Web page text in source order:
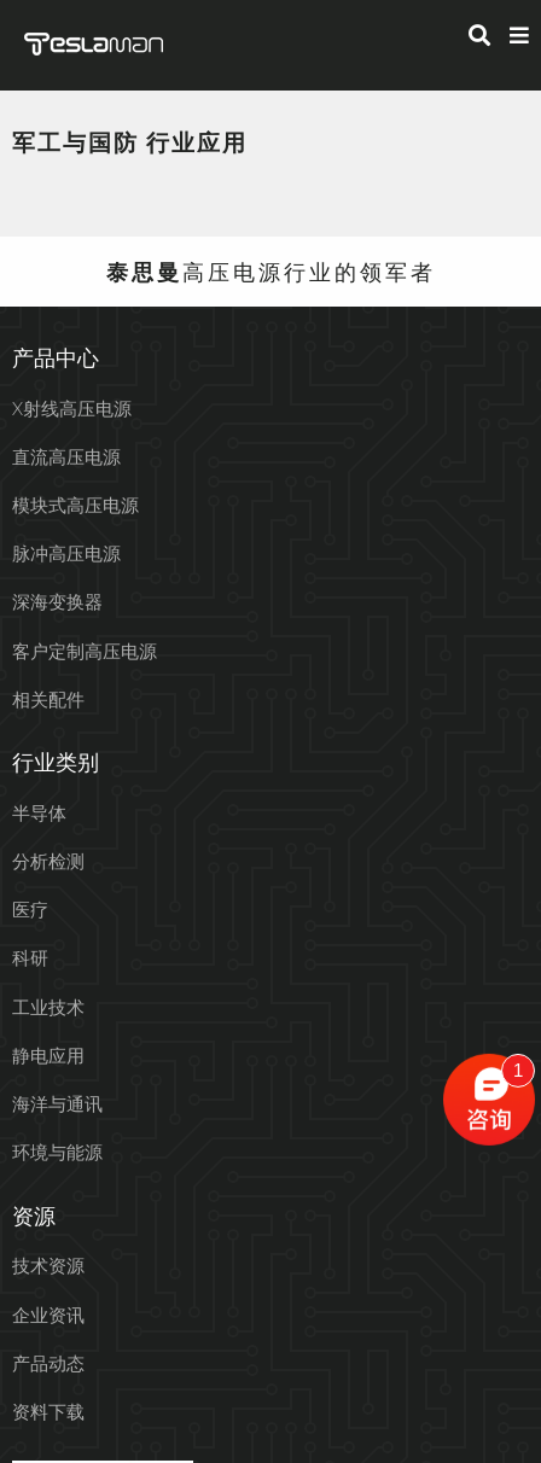
军工与国防 行业应用
泰思曼 高压电源行业的领军者
产品中心
X射线高压电源
直流高压电源
模块式高压电源
脉冲高压电源
深海变换器
客户定制高压电源
相关配件
行业类别
半导体
分析检测
医疗
科研
工业技术
静电应用
海洋与通讯
环境与能源
资源
技术资源
企业资讯
产品动态
资料下载
1